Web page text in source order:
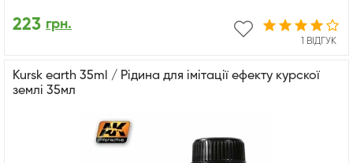
1 ВІДГУК
223 грн.
Kursk earth 35ml / Рідина для імітації ефекту курскої
землі 35мл